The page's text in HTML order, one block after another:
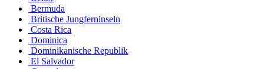
Bermuda
Britische Jungferninseln
Costa Rica
Dominica
Dominikanische Republik
El Salvador